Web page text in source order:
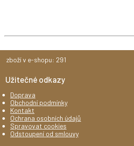
zboží v e-shopu: 291
Užitečné odkazy
Doprava
Obchodní podmínky
Kontakt
Ochrana osobních údajů
Spravovat cookies
Odstoupení od smlouvy